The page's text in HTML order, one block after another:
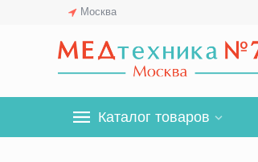
Москва
Каталог товаров